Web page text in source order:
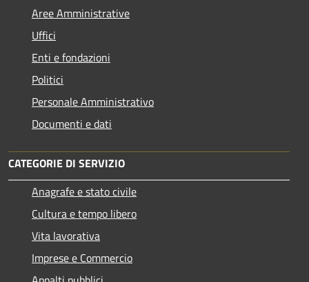
Aree Amministrative
Uffici
Enti e fondazioni
Politici
Personale Amministrativo
Documenti e dati
CATEGORIE DI SERVIZIO
Anagrafe e stato civile
Cultura e tempo libero
Vita lavorativa
Imprese e Commercio